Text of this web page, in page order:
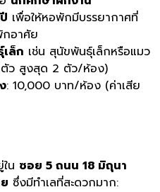
เพื่อให้หอพักมีบรรยากาศที่
กอาศัย
ล็ก เช่น สุนัขพันธุ์เล็กหรือแมว
ตัว สูงสุด 2 ตัว/ห้อง)
: 10,000 บาท/ห้อง (ค่าเสีย
น ซอย 5 ถนน 18 มิถุนา
ซึ่งมีทำเลที่สะดวกมาก: